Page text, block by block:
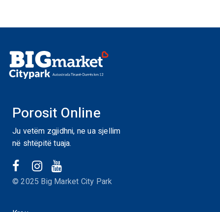
Porosit Online
Ju vetëm zgjidhni, ne ua sjellim
në shtëpitë tuaja.
© 2025 Big Market City Park